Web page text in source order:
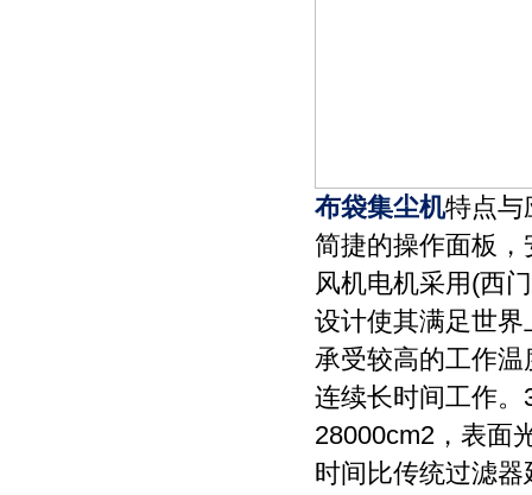
布袋集尘机特点与
简捷的操作面板
风机电机采用(西
设计使其满足世
承受较高的工作
连续长时间工作
28000cm2，表面
时间比传统过滤